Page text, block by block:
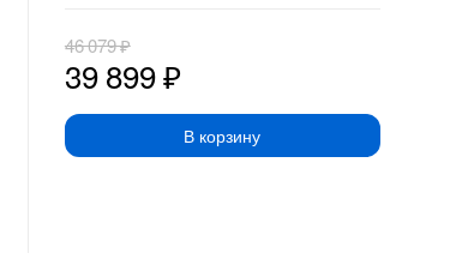
39 899₽
46 079₽
В корзину